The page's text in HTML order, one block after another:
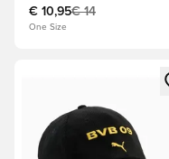
€ 10,95€ 14
One Size
Opent een venster